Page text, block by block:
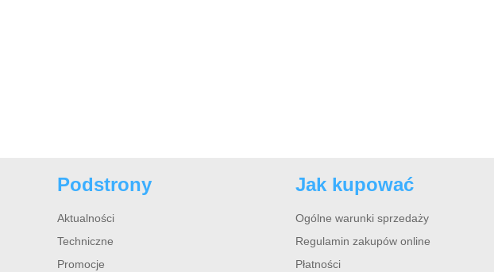
Podstrony
Aktualności
Techniczne
Promocje
Jak kupować
Ogólne warunki sprzedaży
Regulamin zakupów online
Płatności